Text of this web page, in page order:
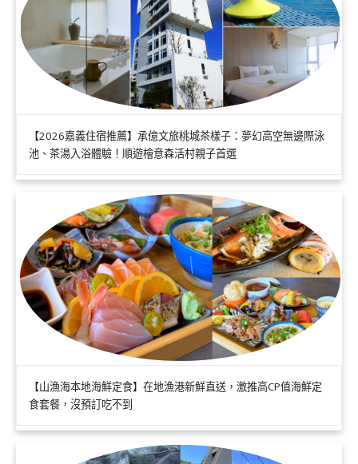
【2026嘉義住宿推薦】承億文旅桃城茶樣子：夢幻高空無邊際泳
池、茶湯入浴體驗！順遊檜意森活村親子首選
【山漁海本地海鮮定食】在地漁港新鮮直送，激推高CP值海鮮定
食套餐，沒預訂吃不到